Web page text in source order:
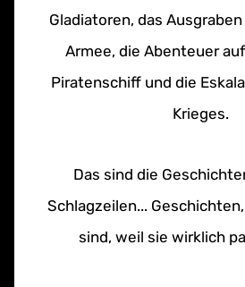
Gladiatoren, das
Armee, die Abenteuer
Piratenschiff und die
Krieges.
Das sind die
Schlagzeilen...
sind, weil sie wirklich